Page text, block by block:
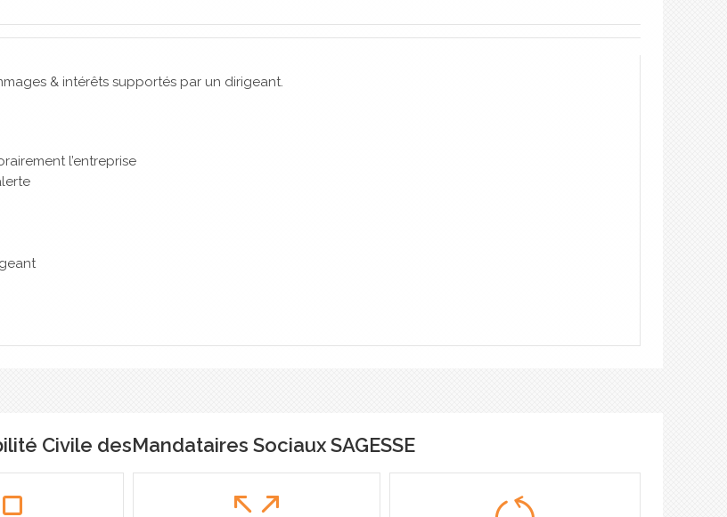
& intérêts supportés par un dirigeant.
l’entreprise
Civile desMandataires Sociaux SAGESSE